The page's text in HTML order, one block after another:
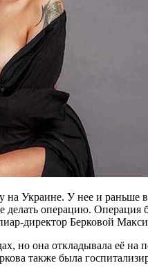
на Украине. У нее и раньше
операцию. Операция
директор Берковой
но она откладывала её
также была